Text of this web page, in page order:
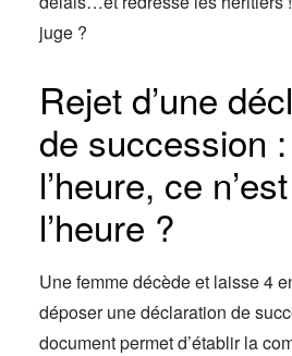
juge ?
Rejet d’une
de succession
l’heure, ce
l’heure ?
Une femme décède et laisse 4
déposer une déclaration de
document permet d’établir la